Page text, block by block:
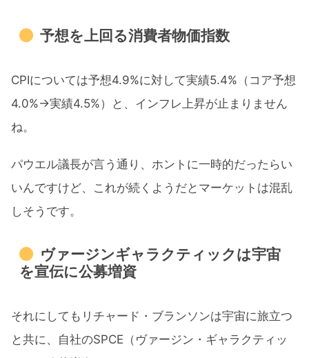
予想を上回る消費者物価指数
CPIについては予想4.9%に対して実績5.4%（コア予想
4.0%→実績4.5%）と、インフレ上昇が止まりません
ね。
パウエル議長が言う通り、ホントに一時的だったらい
いんですけど、これが続くようだとマーケットは混乱
しそうです。
ヴァージンギャラクティックは宇宙
を宣伝に公募増資
それにしてもリチャード・ブランソンは宇宙に旅立つ
と共に、自社のSPCE（ヴァージン・ギャラクティッ